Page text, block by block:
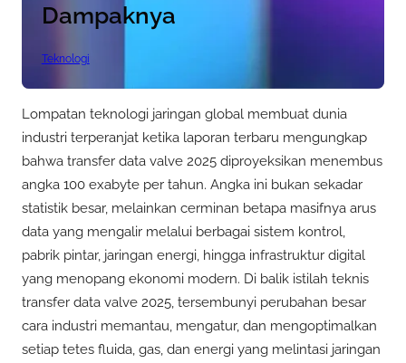
Dampaknya
Teknologi
Lompatan teknologi jaringan global membuat dunia
industri terperanjat ketika laporan terbaru mengungkap
bahwa transfer data valve 2025 diproyeksikan menembus
angka 100 exabyte per tahun. Angka ini bukan sekadar
statistik besar, melainkan cerminan betapa masifnya arus
data yang mengalir melalui berbagai sistem kontrol,
pabrik pintar, jaringan energi, hingga infrastruktur digital
yang menopang ekonomi modern. Di balik istilah teknis
transfer data valve 2025, tersembunyi perubahan besar
cara industri memantau, mengatur, dan mengoptimalkan
setiap tetes fluida, gas, dan energi yang melintasi jaringan